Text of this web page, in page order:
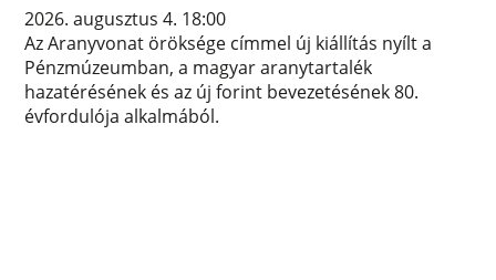
2026. augusztus 4. 18:00
Az Aranyvonat öröksége címmel új kiállítás nyílt a
Pénzmúzeumban, a magyar aranytartalék
hazatérésének és az új forint bevezetésének 80.
évfordulója alkalmából.